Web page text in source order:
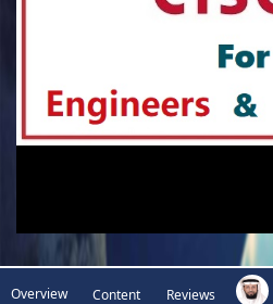
Overview Content Reviews